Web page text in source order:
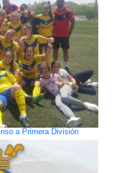
a Primera División